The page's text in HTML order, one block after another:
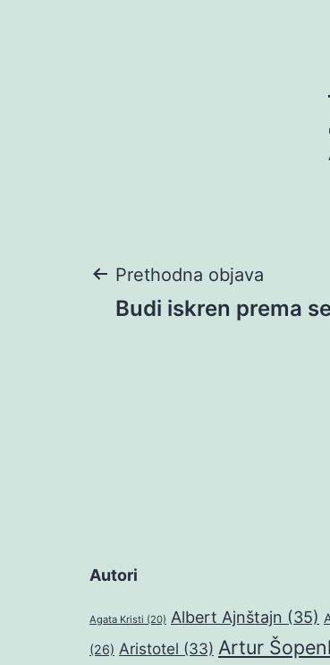
Navigacija
Prethodna objava
Budi iskren prema
Autori
Agata Kristi (20) Albert Ajnštajn (35)
(26) Aristotel (33) Artur